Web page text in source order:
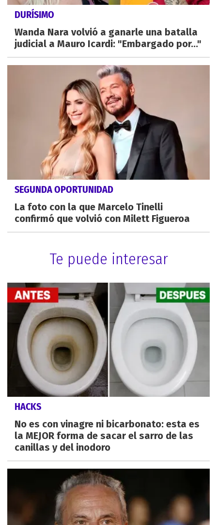
DURÍSIMO
Wanda Nara volvió a ganarle una batalla
judicial a Mauro Icardi: "Embargado por..."
SEGUNDA OPORTUNIDAD
La foto con la que Marcelo Tinelli
confirmó que volvió con Milett Figueroa
Te puede interesar
HACKS
No es con vinagre ni bicarbonato: esta es
la MEJOR forma de sacar el sarro de las
canillas y del inodoro